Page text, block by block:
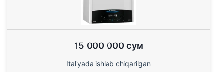
15 000 000 сум
Italiyada ishlab chiqarilgan